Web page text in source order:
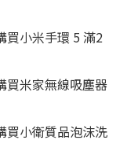
買小米手環 5 滿2
買米家無線吸塵器
買小衛質品泡沫洗